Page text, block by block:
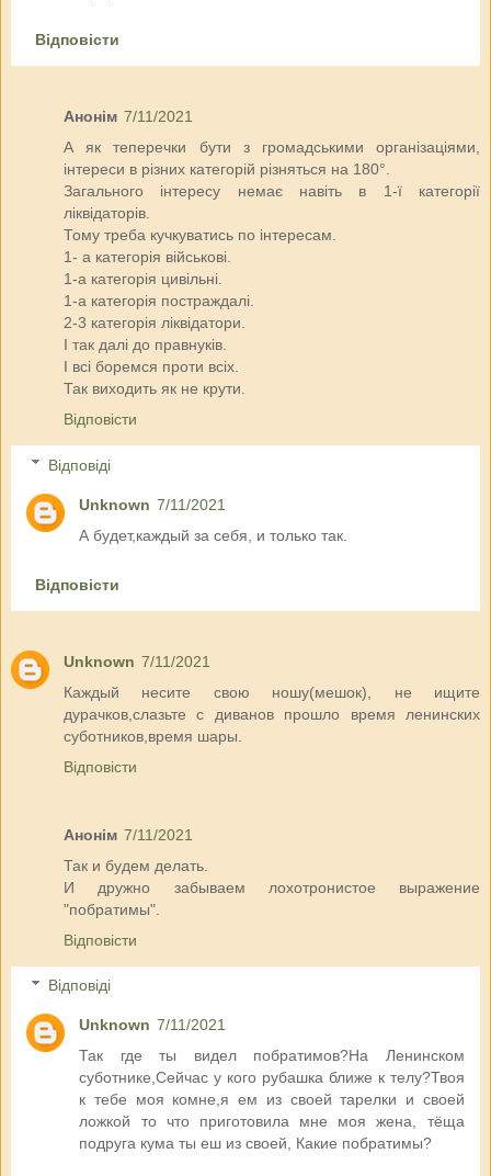
Відповісти
Анонім 7/11/2021
А як теперечки бути з громадськими організаціями,
інтереси в різних категорій різняться на 180°.
Загального інтересу немає навіть в 1-ї категорії
ліквідаторів.
Тому треба кучкуватись по інтересам.
1- а категорія військові.
1-а категорія цивільні.
1-а категорія постраждалі.
2-3 категорія ліквідатори.
І так далі до правнуків.
І всі боремся проти всіх.
Так виходить як не крути.
Відповісти
Відповіді
Unknown 7/11/2021
А будет,каждый за себя, и только так.
Відповісти
Unknown 7/11/2021
Каждый несите свою ношу(мешок), не ищите
дурачков,слазьте с диванов прошло время ленинских
суботников,время шары.
Відповісти
Анонім 7/11/2021
Так и будем делать.
И дружно забываем лохотронистое выражение
"побратимы".
Відповісти
Відповіді
Unknown 7/11/2021
Так где ты видел побратимов?На Ленинском
суботнике,Сейчас у кого рубашка ближе к телу?Твоя
к тебе моя комне,я ем из своей тарелки и своей
ложкой то что приготовила мне моя жена, тёща
подруга кума ты еш из своей, Какие побратимы?